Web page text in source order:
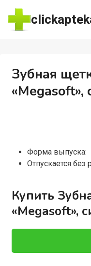
Перейти
содержимому
Зубная
«Megasoft»,
Форма выпуска:
Отпускается без
Купить
«Megasoft»,